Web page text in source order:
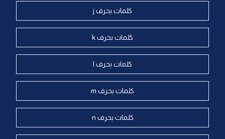
كلمات بحرف j
كلمات بحرف k
كلمات بحرف l
كلمات بحرف m
كلمات بحرف n